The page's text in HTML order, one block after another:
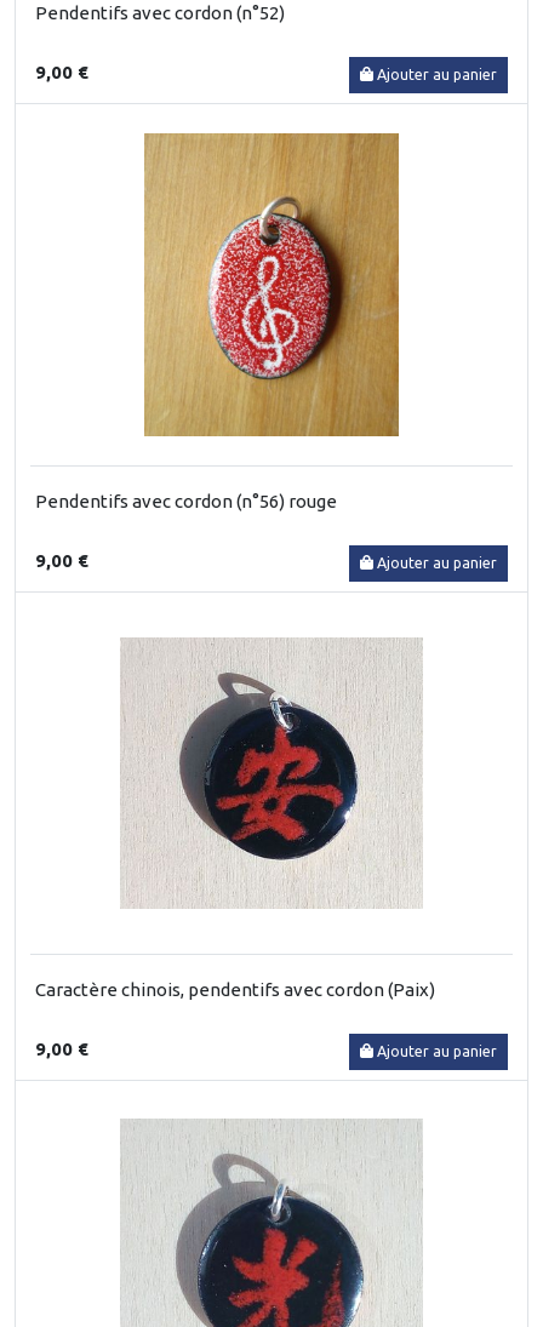
Pendentifs avec cordon (n°52)
9,00 € Ajouter au panier
Pendentifs avec cordon (n°56) rouge
9,00 € Ajouter au panier
Caractère chinois, pendentifs avec cordon (Paix)
9,00 € Ajouter au panier